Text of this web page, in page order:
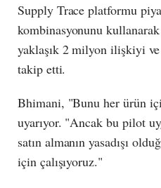
Supply Trace platformu
kombinasyonunu
yaklaşık 2 milyon ilişkiyi
takip etti.
Bhimani, "Bunu her ürün
uyarıyor. "Ancak bu pilot
satın almanın yasadışı
için çalışıyoruz."